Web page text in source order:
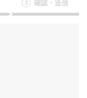
3 確認・送信